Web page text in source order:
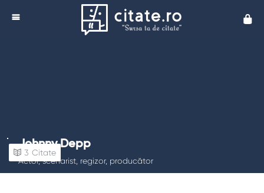
Johnny Depp
Actor, scenarist, regizor, producător
3 Citate